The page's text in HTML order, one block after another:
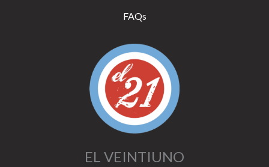
FAQs
EL VEINTIUNO